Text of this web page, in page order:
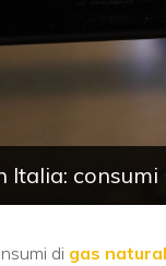
Italia:
di gas